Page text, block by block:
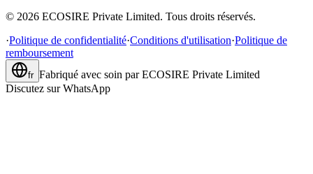
© 2026 ECOSIRE Private Limited. Tous droits réservés.
·Politique de confidentialité·Conditions d'utilisation·Politique de
remboursement
fr Fabriqué avec soin par ECOSIRE Private Limited
Discutez sur WhatsApp